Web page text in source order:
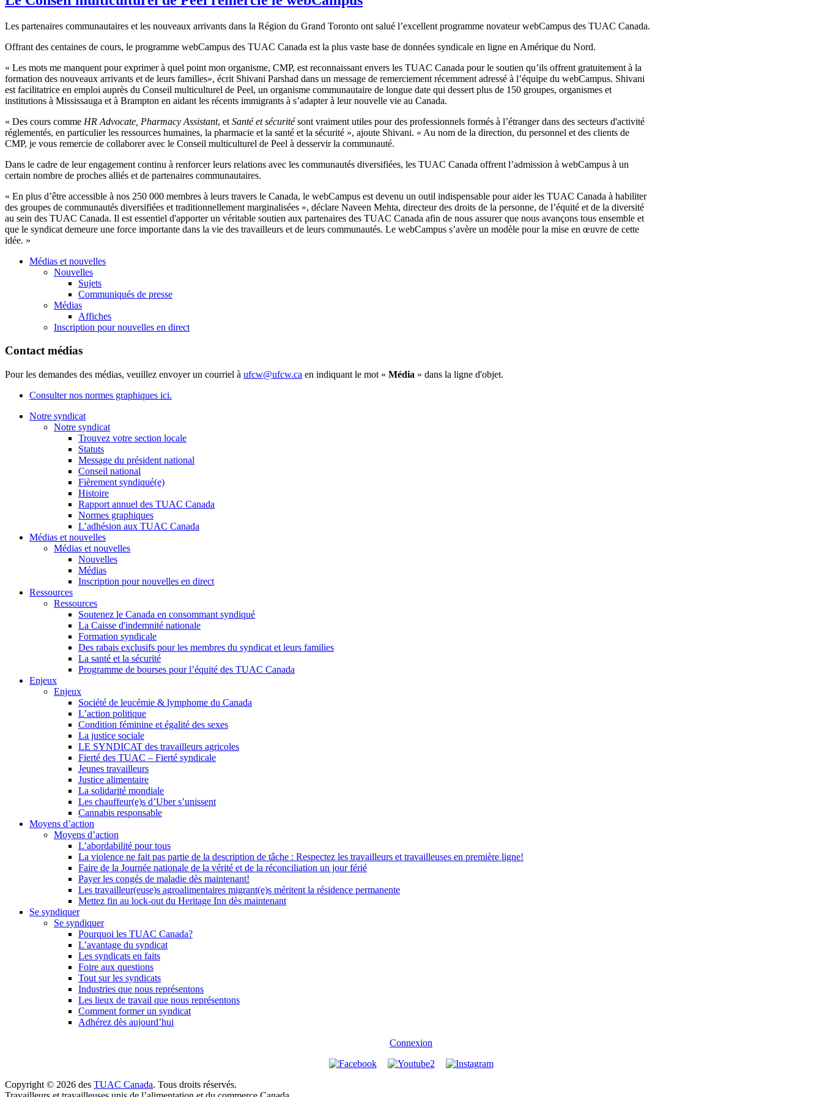
Les partenaires communautaires et les nouveaux arrivants dans la Région du Grand Toronto ont salué l’excellent programme novateur webCampus des TUAC Canada.
Offrant des centaines de cours, le programme webCampus des TUAC Canada est la plus vaste base de données syndicale en ligne en Amérique du Nord.
« Les mots me manquent pour exprimer à quel point mon organisme, CMP, est reconnaissant envers les TUAC Canada pour le soutien qu’ils offrent gratuitement à la
formation des nouveaux arrivants et de leurs familles», écrit Shivani Parshad dans un message de remerciement récemment adressé à l’équipe du webCampus. Shivani
est facilitatrice en emploi auprès du Conseil multiculturel de Peel, un organisme communautaire de longue date qui dessert plus de 150 groupes, organismes et
institutions à Mississauga et à Brampton en aidant les récents immigrants à s’adapter à leur nouvelle vie au Canada.
« Des cours comme HR Advocate, Pharmacy Assistant, et Santé et sécuritésont vraiment utiles pour des professionnels formés à l’étranger dans des secteurs d'activité
réglementés, en particulier les ressources humaines, la pharmacie et la santé et la sécurité », ajoute Shivani. « Au nom de la direction, du personnel et des clients de
CMP, je vous remercie de collaborer avec le Conseil multiculturel de Peel à desservir la communauté.
Dans le cadre de leur engagement continu à renforcer leurs relations avec les communautés diversifiées, les TUAC Canada offrent l’admission à webCampus à un
certain nombre de proches alliés et de partenaires communautaires.
« En plus d’être accessible à nos 250 000 membres à leurs travers le Canada, le webCampus est devenu un outil indispensable pour aider les TUAC Canada à habiliter
des groupes de communautés diversifiées et traditionnellement marginalisées », déclare Naveen Mehta, directeur des droits de la personne, de l’équité et de la diversité
au sein des TUAC Canada. Il est essentiel d'apporter un véritable soutien aux partenaires des TUAC Canada afin de nous assurer que nous avançons tous ensemble et
que le syndicat demeure une force importante dans la vie des travailleurs et de leurs communautés. Le webCampus s’avère un modèle pour la mise en œuvre de cette
idée. »
Médias et nouvelles
Nouvelles
Sujets
Communiqués de presse
Médias
Affiches
Inscription pour nouvelles en direct
Contact médias
Pour les demandes des médias, veuillez envoyer un courriel à ufcw@ufcw.ca en indiquant le mot « Média » dans la ligne d'objet.
Consulter nos normes graphiques ici.
Notre syndicat
Notre syndicat
Trouvez votre section locale
Statuts
Message du président national
Conseil national
Fièrement syndiqué(e)
Histoire
Rapport annuel des TUAC Canada
Normes graphiques
L’adhésion aux TUAC Canada
Médias et nouvelles
Médias et nouvelles
Nouvelles
Médias
Inscription pour nouvelles en direct
Ressources
Ressources
Soutenez le Canada en consommant syndiqué
La Caisse d'indemnité nationale
Formation syndicale
Des rabais exclusifs pour les membres du syndicat et leurs families
La santé et la sécurité
Programme de bourses pour l’équité des TUAC Canada
Enjeux
Enjeux
Société de leucémie & lymphome du Canada
L’action politique
Condition féminine et égalité des sexes
La justice sociale
LE SYNDICAT des travailleurs agricoles
Fierté des TUAC – Fierté syndicale
Jeunes travailleurs
Justice alimentaire
La solidarité mondiale
Les chauffeur(e)s d’Uber s’unissent
Cannabis responsable
Moyens d’action
Moyens d’action
L’abordabilité pour tous
La violence ne fait pas partie de la description de tâche : Respectez les travailleurs et travailleuses en première ligne!
Faire de la Journée nationale de la vérité et de la réconciliation un jour férié
Payer les congés de maladie dès maintenant!
Les travailleur(euse)s agroalimentaires migrant(e)s méritent la résidence permanente
Mettez fin au lock-out du Heritage Inn dès maintenant
Se syndiquer
Se syndiquer
Pourquoi les TUAC Canada?
L’avantage du syndicat
Les syndicats en faits
Foire aux questions
Tout sur les syndicats
Industries que nous représentons
Les lieux de travail que nous représentons
Comment former un syndicat
Adhérez dès aujourd’hui
Connexion
Copyright © 2026 des TUAC Canada. Tous droits réservés.